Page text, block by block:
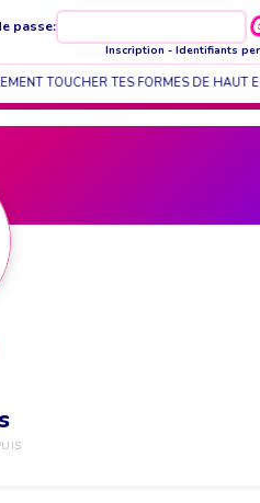
passe:
Inscription - Identifiants
TOUCHER TES FORMES DE HAUT